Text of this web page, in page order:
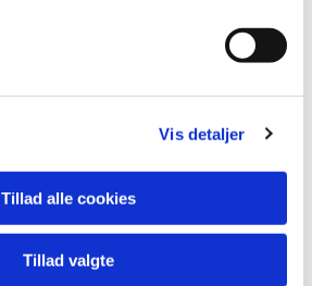
Vis detaljer
Tillad alle cookies
Tillad valgte